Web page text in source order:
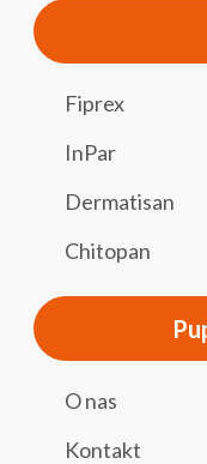
Fiprex
InPar
Dermatisan
Chitopan
O nas
Kontakt